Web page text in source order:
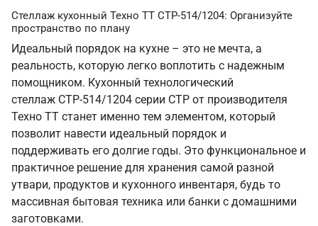
Стеллаж кухонный Техно ТТ СТР-514/1204: Организуйте
пространство по плану
Идеальный порядок на кухне – это не мечта, а
реальность, которую легко воплотить с надежным
помощником. Кухонный технологический
стеллаж СТР-514/1204 серии СТР от производителя
Техно ТТ станет именно тем элементом, который
позволит навести идеальный порядок и
поддерживать его долгие годы. Это функциональное и
практичное решение для хранения самой разной
утвари, продуктов и кухонного инвентаря, будь то
массивная бытовая техника или банки с домашними
заготовками.